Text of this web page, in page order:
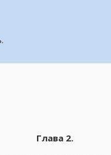
Глава 2.